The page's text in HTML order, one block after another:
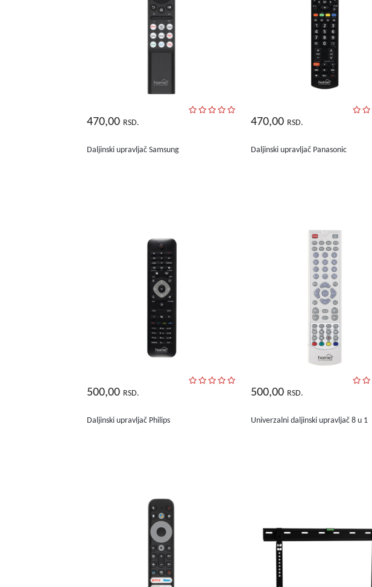
470,00 RSD.
Daljinski upravljač Samsung
470,00 RSD.
Daljinski upravljač Panasonic
500,00 RSD.
Daljinski upravljač Philips
500,00 RSD.
Univerzalni daljinski upravljač 8 u 1